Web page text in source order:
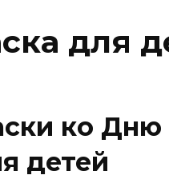
для
ко Дню
детей